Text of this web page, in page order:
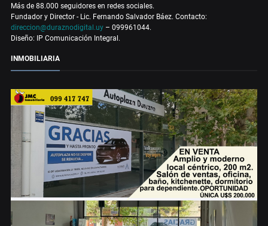
Más de 88.000 seguidores en redes sociales.
Fundador y Director - Lic. Fernando Salvador Báez. Contacto:
direccion@duraznodigital.uy – 099961044.
Diseño: IP Comunicación Integral.
INMOBILIARIA